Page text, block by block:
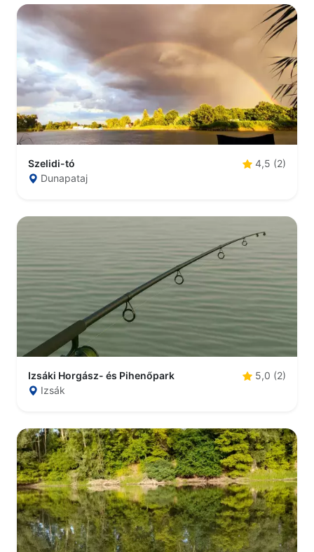
Szelidi-tó
4,5 (2)
Dunapataj
Izsáki Horgász- és Pihenőpark
5,0 (2)
Izsák